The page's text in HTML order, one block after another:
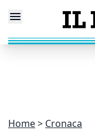
Home Cronaca